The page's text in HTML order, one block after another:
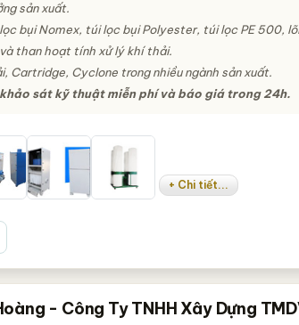
sản xuất.
lọc bụi Nomex, túi lọc bụi Polyester, túi lọc PE 500, lõi
than hoạt tính xử lý khí thải.
Cartridge, Cyclone trong nhiều ngành sản xuất.
sát kỹ thuật miễn phí và báo giá trong 24h.
+ Chi tiết...
- Công Ty TNHH Xây Dựng